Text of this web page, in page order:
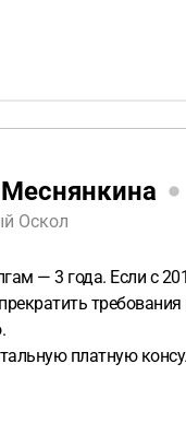
Оскол
— 3 года. Если с
платную